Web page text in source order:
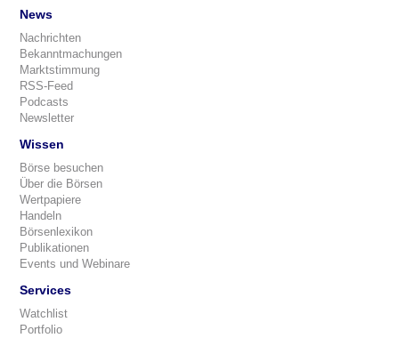
News
Nachrichten
Bekanntmachungen
Marktstimmung
RSS-Feed
Podcasts
Newsletter
Wissen
Börse besuchen
Über die Börsen
Wertpapiere
Handeln
Börsenlexikon
Publikationen
Events und Webinare
Services
Watchlist
Portfolio